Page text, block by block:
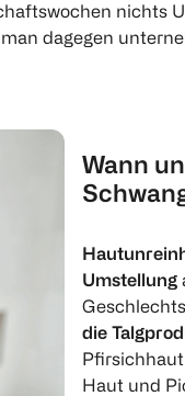
nichts
dagegen
Wann
Umstellung
die
Haut und